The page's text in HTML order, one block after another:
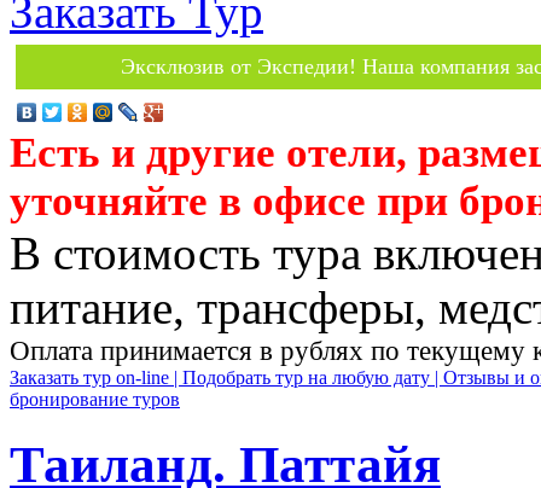
Заказать Тур
Эксклюзив от Экспедии! Наша компания
Есть и другие отели,
уточняйте в офисе при
В стоимость тура
питание, трансферы,
Оплата принимается в рублях по текущему
Заказать тур on-line | Подобрать тур на любую дату | Отзывы и
бронирование туров
Таиланд. Паттайя